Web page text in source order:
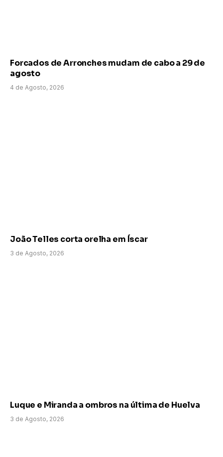
Forcados de Arronches mudam de cabo a 29 de
agosto
4 de Agosto, 2026
João Telles corta orelha em Íscar
3 de Agosto, 2026
Luque e Miranda a ombros na última de Huelva
3 de Agosto, 2026